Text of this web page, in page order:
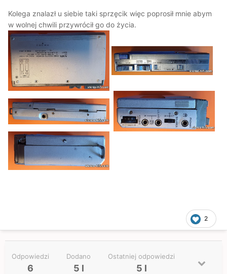
Kolega znalazł u siebie taki sprzęcik więc poprosił mnie abym
w wolnej chwili przywrócił go do życia.
2
Odpowiedzi
6
Dodano
5 l
Ostatniej odpowiedzi
5 l